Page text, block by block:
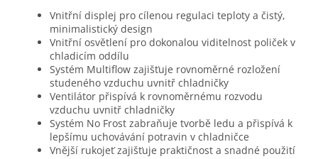
Vnitřní displej pro cílenou regulaci teploty a čistý,
minimalistický design
Vnitřní osvětlení pro dokonalou viditelnost poliček v
chladicím oddílu
Systém Multiflow zajišťuje rovnoměrné rozložení
studeného vzduchu uvnitř chladničky
Ventilátor přispívá k rovnoměrnému rozvodu
vzduchu uvnitř chladničky
Systém No Frost zabraňuje tvorbě ledu a přispívá k
lepšímu uchovávání potravin v chladničce
Vnější rukojeť zajišťuje praktičnost a snadné použití